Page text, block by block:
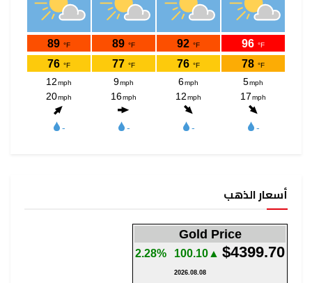
أسعار الذهب
Gold Price
$4399.70
▲100.10
2.28%
2026.08.08